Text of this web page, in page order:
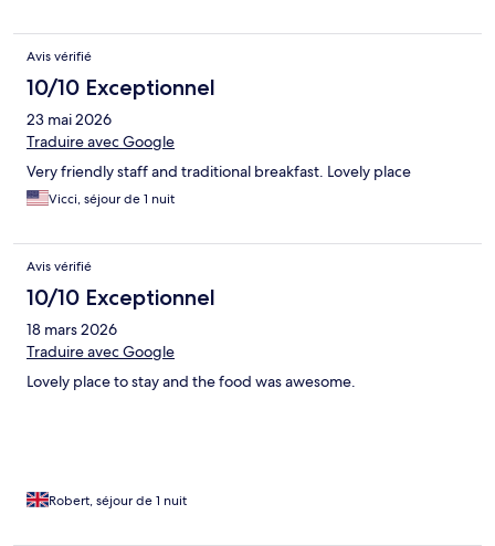
Avis vérifié
10/10 Exceptionnel
23 mai 2026
Traduire avec Google
Very friendly staff and traditional breakfast. Lovely place
Vicci, séjour de 1 nuit
Avis vérifié
10/10 Exceptionnel
18 mars 2026
Traduire avec Google
Lovely place to stay and the food was awesome.
Robert, séjour de 1 nuit